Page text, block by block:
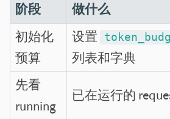
阶段 做什么
初始化
预算
设置
列表和字典
先看
running
已在运行的